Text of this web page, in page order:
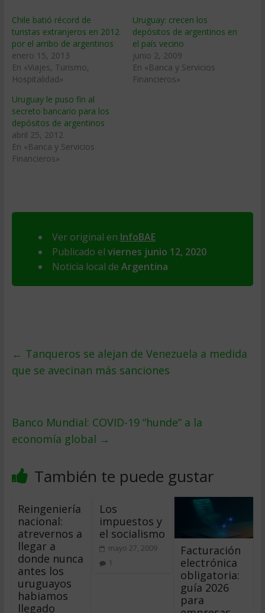
Chile batió récord de
turistas extranjeros en 2012
por el arribo de argentinos
enero 15, 2013
En «Viajes, Turismo,
Hospitalidad»
Uruguay: crecen los
depósitos de argentinos en
el paí­s vecino
junio 2, 2009
En «Banca y Servicios
Financieros»
Uruguay le puso fin al
secreto bancario para los
depósitos de argentinos
abril 25, 2012
En «Banca y Servicios
Financieros»
Ver original en InfoBAE
Publicado el viernes junio 12, 2020
Noticia local de Argentina
← Tanqueros se alejan de Venezuela a medida
que se avecinan más sanciones
Banco Mundial: COVID-19 “hunde” a la
economía global →
También te puede gustar
Reingeniería
nacional:
atrevernos a
llegar a
donde nunca
antes los
uruguayos
habiamos
llegado
Los
impuestos y
el socialismo
mayo 27, 2009
1
Facturación
electrónica
obligatoria:
guía 2026
para